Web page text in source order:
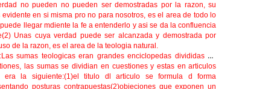
no pueden no pueden ser demostradas por la razon, su
en si misma pro no para nosotros, es el area de todo lo
llegar mdiente la fe a entenderlo y asi se da la confluencia
Unas cuya verdad puede ser alcanzada y demostrada por
de la razon, es el area de la teologia natural.
Las sumas teologicas eran grandes enciclopedas divididas en
las sumas se dividian en cuestiones y estas en articulos
era la siguiente:(1)el titulo dl articulo se formula d forma
posturas contrapuestas(2)objeciones que exponen un